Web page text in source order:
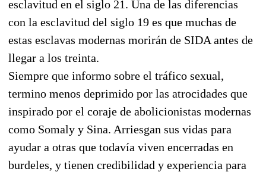
esclavitud en el siglo 21. Una de las diferencias
con la esclavitud del siglo 19 es que muchas de
estas esclavas modernas morirán de SIDA antes de
llegar a los treinta.
Siempre que informo sobre el tráfico sexual,
termino menos deprimido por las atrocidades que
inspirado por el coraje de abolicionistas modernas
como Somaly y Sina. Arriesgan sus vidas para
ayudar a otras que todavía viven encerradas en
burdeles, y tienen credibilidad y experiencia para